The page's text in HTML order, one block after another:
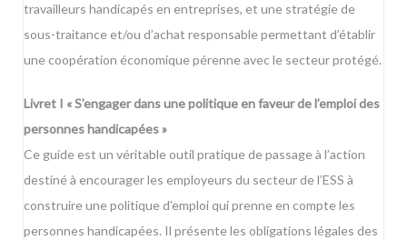
travailleurs handicapés en entreprises, et une stratégie de
sous-traitance et/ou d’achat responsable permettant d’établir
une coopération économique pérenne avec le secteur protégé.
Livret I « S’engager dans une politique en faveur de l’emploi des
personnes handicapées »
Ce guide est un véritable outil pratique de passage à l’action
destiné à encourager les employeurs du secteur de l’ESS à
construire une politique d’emploi qui prenne en compte les
personnes handicapées. Il présente les obligations légales des